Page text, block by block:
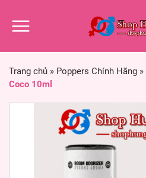
Trang chủ » Poppers Chính Hãng »
Coco 10ml